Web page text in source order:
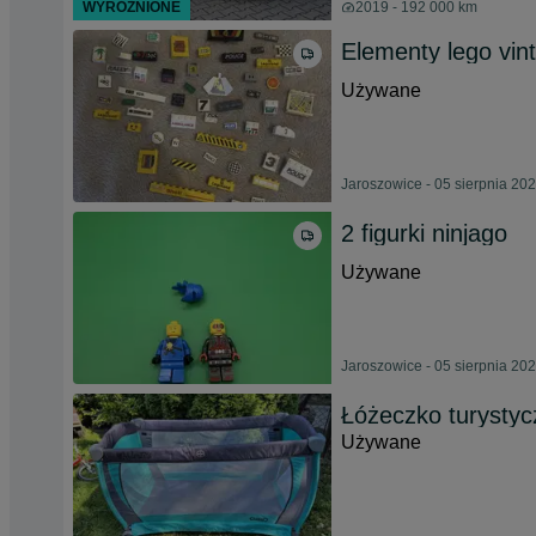
2019 - 192 000 km
Elementy lego
Używane
Jaroszowice - 05 sierpnia
2 figurki ninjago
Używane
Jaroszowice - 05 sierpnia
Łóżeczko
Używane
WYRÓŻNIONE